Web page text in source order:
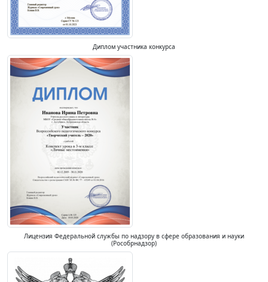
Диплом участника конкурса
Лицензия Федеральной службы по надзору в сфере образования и науки
(Рособрнадзор)